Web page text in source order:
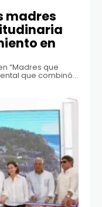
madres
en
“Madres que
que combinó
de gratitud a